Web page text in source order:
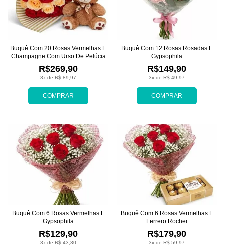
COMPRAR
3x de R$ 89,97
R$269,90
Buquê Com 20 Rosas Vermelhas E
Champagne Com Urso De Pelúcia
COMPRAR
3x de R$ 49,97
R$149,90
Buquê Com 12 Rosas Rosadas E
Gypsophila
3x de R$ 43,30
R$129,90
Buquê Com 6 Rosas Vermelhas E
Gypsophila
3x de R$ 59,97
R$179,90
Buquê Com 6 Rosas Vermelhas E
Ferrero Rocher